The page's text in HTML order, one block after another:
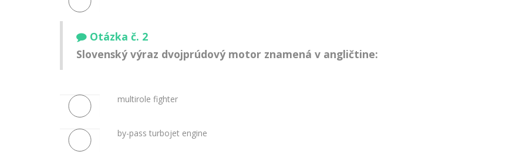
Otázka č. 2
Slovenský výraz dvojprúdový motor znamená v angličtine:
multirole fighter
by-pass turbojet engine